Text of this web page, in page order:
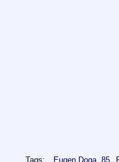
Tags: Eugen Doga. 85